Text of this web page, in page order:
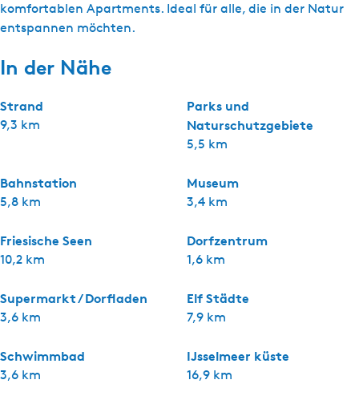
komfortablen Apartments. Ideal für alle, die in der Natur
entspannen möchten.
In der Nähe
Strand
9,3 km
Parks und
Naturschutzgebiete
5,5 km
Bahnstation
5,8 km
Museum
3,4 km
Friesische Seen
10,2 km
Dorfzentrum
1,6 km
Supermarkt / Dorfladen
3,6 km
Elf Städte
7,9 km
Schwimmbad
3,6 km
IJsselmeer küste
16,9 km